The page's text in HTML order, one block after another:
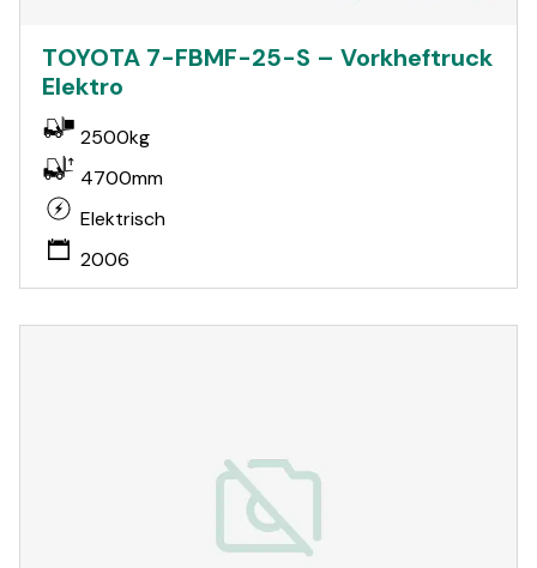
TOYOTA 7-FBMF-25-S – Vorkheftruck
Elektro
2500kg
4700mm
Elektrisch
2006